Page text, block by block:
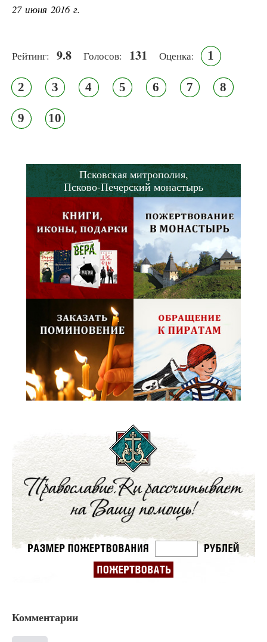
27 июня 2016 г.
Рейтинг: 9.8 Голосов: 131 Оценка: 1
2 3 4 5 6 7 8
9 10
Псковская митрополия,
Псково-Печерский монастырь
Комментарии